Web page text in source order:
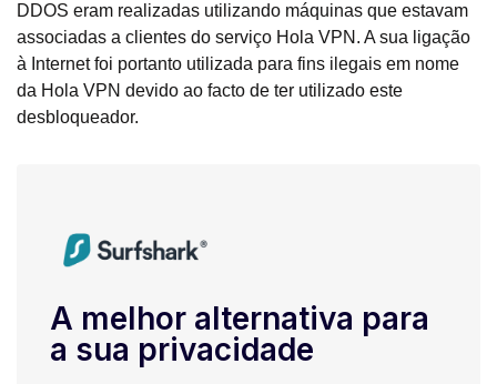
DDOS eram realizadas utilizando máquinas que estavam
associadas a clientes do serviço Hola VPN. A sua ligação
à Internet foi portanto utilizada para fins ilegais em nome
da Hola VPN devido ao facto de ter utilizado este
desbloqueador.
A melhor alternativa para
a sua privacidade